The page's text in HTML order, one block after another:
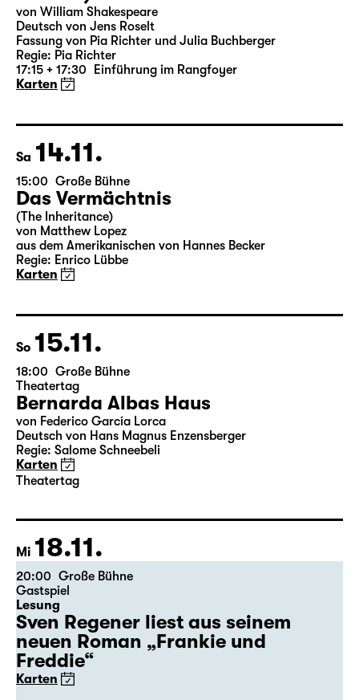
18:00 — 19:25 Große Bühne
Was ihr wollt (A Tortured Lover’s
Version)
von William Shakespeare
Deutsch von Jens Roselt
17:15 + 17:30 Einführung im Rangfoyer
Karten
Sa 14.11.
15:00 Große Bühne
Das Vermächtnis
(The Inheritance)
Regie: Enrico Lübbe
Karten
So 15.11.
18:00 Große Bühne
Theatertag
Bernarda Albas Haus
von Federico García Lorca
Karten
Theatertag
Mi 18.11.
20:00 Große Bühne
Gastspiel
Lesung
Sven Regener liest aus seinem